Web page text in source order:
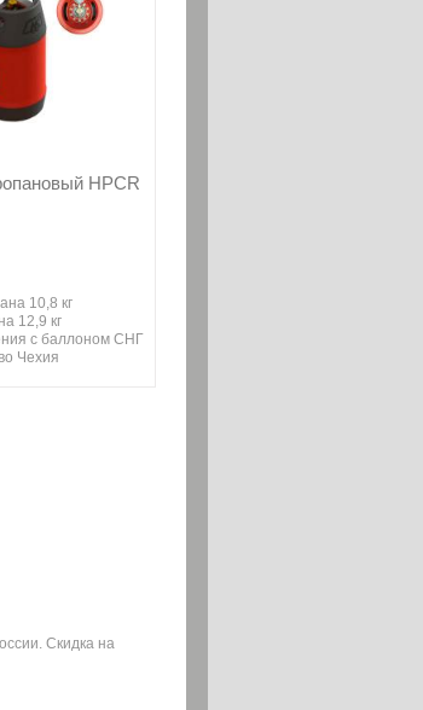
HPCR
10,8 кг
12,9 кг
с баллоном СНГ
Чехия
Скидка на